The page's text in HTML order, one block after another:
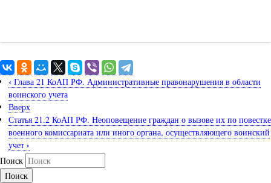
‹ Глава 21 КоАП РФ. Административные правонарушения в области
воинского учета
Вверх
Статья 21.2 КоАП РФ. Неоповещение граждан о вызове их по повестке
военного комиссариата или иного органа, осуществляющего воинский
учет ›
Поиск